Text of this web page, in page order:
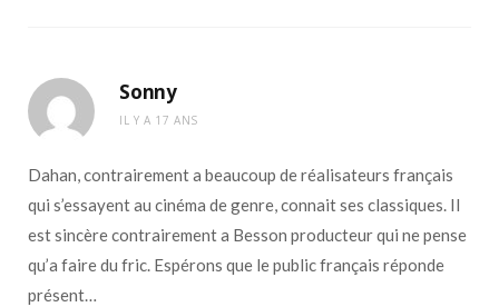
Sonny
IL Y A 17 ANS
Dahan, contrairement a beaucoup de réalisateurs français
qui s’essayent au cinéma de genre, connait ses classiques. Il
est sincère contrairement a Besson producteur qui ne pense
qu’a faire du fric. Espérons que le public français réponde
présent…